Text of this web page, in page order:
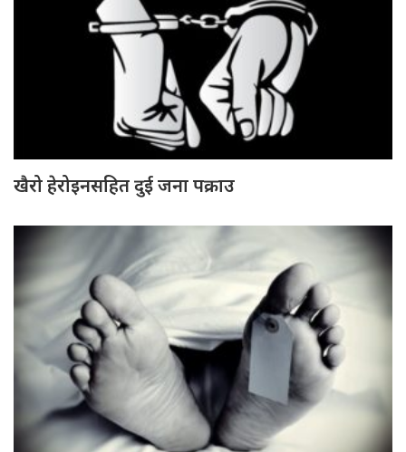
खैरो हेरोइनसहित दुई जना पक्राउ